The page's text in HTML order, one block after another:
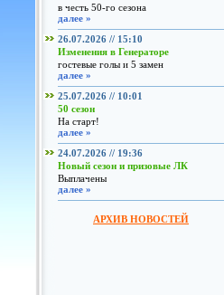
в честь 50-го сезона
далее »
26.07.2026 // 15:10
Изменения в Генераторе
гостевые голы и 5 замен
далее »
25.07.2026 // 10:01
50 сезон
На старт!
далее »
24.07.2026 // 19:36
Новый сезон и призовые ЛК
Выплачены
далее »
АРХИВ НОВОСТЕЙ